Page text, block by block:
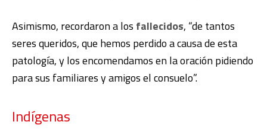
Asimismo, recordaron a los fallecidos, “de tantos
seres queridos, que hemos perdido a causa de esta
patología, y los encomendamos en la oración pidiendo
para sus familiares y amigos el consuelo”.
Indígenas